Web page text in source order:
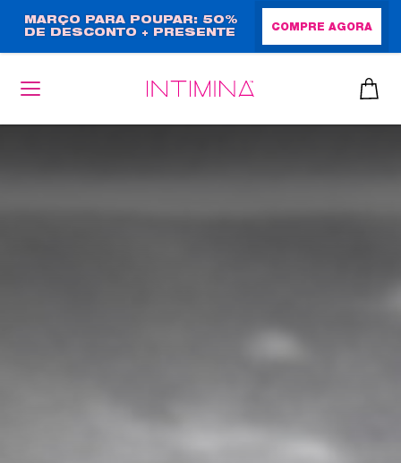
para
o
conteúdo
principal
MARÇO PARA POUPAR: 50%
DE DESCONTO + PRESENTE
COMPRE AGORA